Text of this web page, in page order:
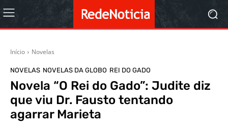
Início Novelas
NOVELAS NOVELAS DA GLOBO REI DO GADO
Novela “O Rei do Gado”: Judite diz
que viu Dr. Fausto tentando
agarrar Marieta